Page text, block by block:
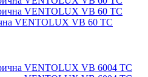
VENTOLUX VB 60 TC